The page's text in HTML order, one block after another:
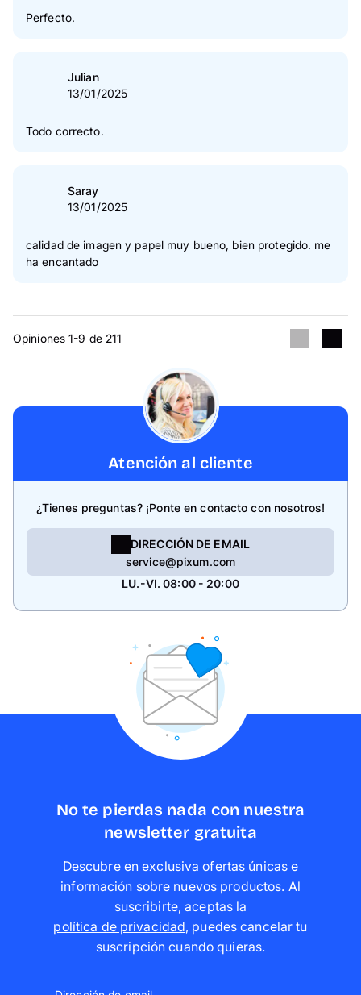
Perfecto.
Julian
13/01/2025
Todo correcto.
Saray
13/01/2025
calidad de imagen y papel muy bueno, bien protegido. me
ha encantado
Opiniones 1-9 de 211
Atención al cliente
¿Tienes preguntas? ¡Ponte en contacto con nosotros!
DIRECCIÓN DE EMAIL
service@pixum.com
LU.-VI. 08:00 - 20:00
No te pierdas nada con nuestra
newsletter gratuita
Descubre en exclusiva ofertas únicas e
información sobre nuevos productos. Al
suscribirte, aceptas la
política de privacidad, puedes cancelar tu
suscripción cuando quieras.